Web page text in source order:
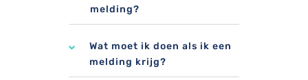
melding?
Wat moet ik doen als ik een
melding krijg?